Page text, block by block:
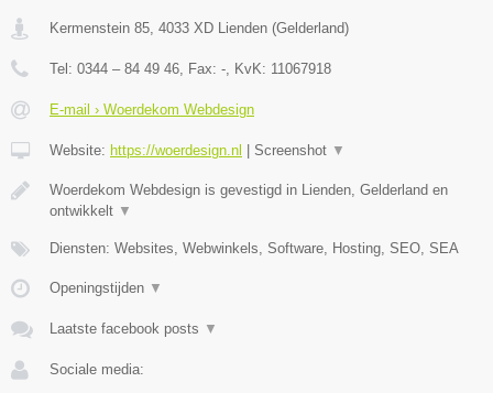
Kermenstein 85 4033 XD Lienden (Gelderland)
Tel: 0344 – 84 49 46 , Fax: - , KvK: 11067918
E-mail › Woerdekom Webdesign
Website: https://woerdesign.nl Screenshot ▼
Woerdekom Webdesign is gevestigd in Lienden, Gelderland en
ontwikkelt ▼
Diensten: Websites, Webwinkels, Software, Hosting, SEO, SEA
Openingstijden ▼
Laatste facebook posts ▼
Sociale media: